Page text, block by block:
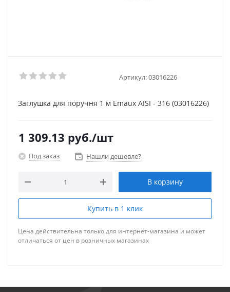
Артикул:03016226
Заглушка для поручня 1 м Emaux AISI - 316 (03016226)
1 309.13 руб./шт
Под заказ Нашли дешевле?
В корзину
Купить в 1 клик
Цена действительна только для интернет-магазина и может
отличаться от цен в розничных магазинах